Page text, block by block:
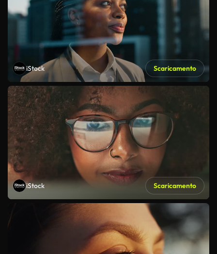
iStock Scaricamento
iStock Scaricamento